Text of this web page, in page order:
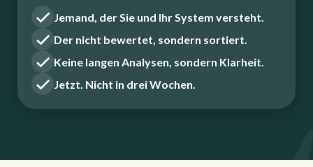
Jemand, der Sie und Ihr System versteht.
Der nicht bewertet, sondern sortiert.
Keine langen Analysen, sondern Klarheit.
Jetzt. Nicht in drei Wochen.